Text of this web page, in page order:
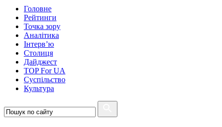
Головне
Рейтинги
Точка зору
Аналітика
Інтерв’ю
Столиця
Дайджест
TOP For UA
Суспiльство
Культура